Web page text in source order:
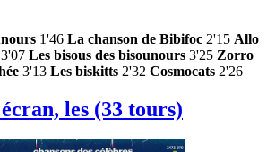
1'46 La chanson de Bibifoc 2'15 Allo
3'07 Les bisous des bisounours 3'25 Zorro
3'13 Les biskitts 2'32 Cosmocats 2'26
les (33 tours)